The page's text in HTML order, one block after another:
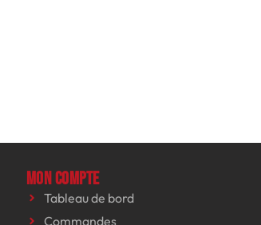
Mon compte
Tableau de bord
Commandes